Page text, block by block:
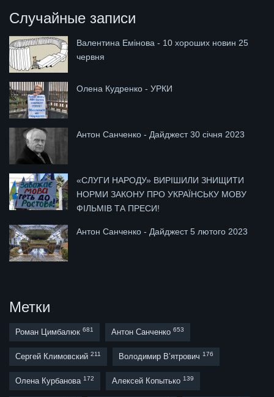
Случайные записи
Валентина Емінова - 10 хороших новин 25
червня
Олена Кудренко - УРКИ
Антон Санченко - Дайджест 30 січня 2023
«СЛУГИ НАРОДУ» ВИРІШИЛИ ЗНИЩИТИ
НОРМИ ЗАКОНУ ПРО УКРАЇНСЬКУ МОВУ
ФІЛЬМІВ ТА ПРЕСИ!
Антон Санченко - Дайджест 5 лютого 2023
Метки
Роман Цимбалюк 681 Антон Санченко 653
Сергей Климовский 211 Володимир В’ятрович 176
Олена Курбанова 172 Алексей Копытько 139